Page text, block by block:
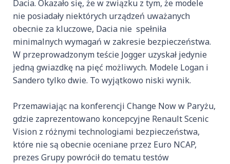
Dacia. Okazało się, że w związku z tym, że modele
nie posiadały niektórych urządzeń uważanych
obecnie za kluczowe, Dacia nie spełniła
minimalnych wymagań w zakresie bezpieczeństwa.
W przeprowadzonym teście Jogger uzyskał jedynie
jedną gwiazdkę na pięć możliwych. Modele Logan i
Sandero tylko dwie. To wyjątkowo niski wynik.
Przemawiając na konferencji Change Now w Paryżu,
gdzie zaprezentowano koncepcyjne Renault Scenic
Vision z różnymi technologiami bezpieczeństwa,
które nie są obecnie oceniane przez Euro NCAP,
prezes Grupy powrócił do tematu testów